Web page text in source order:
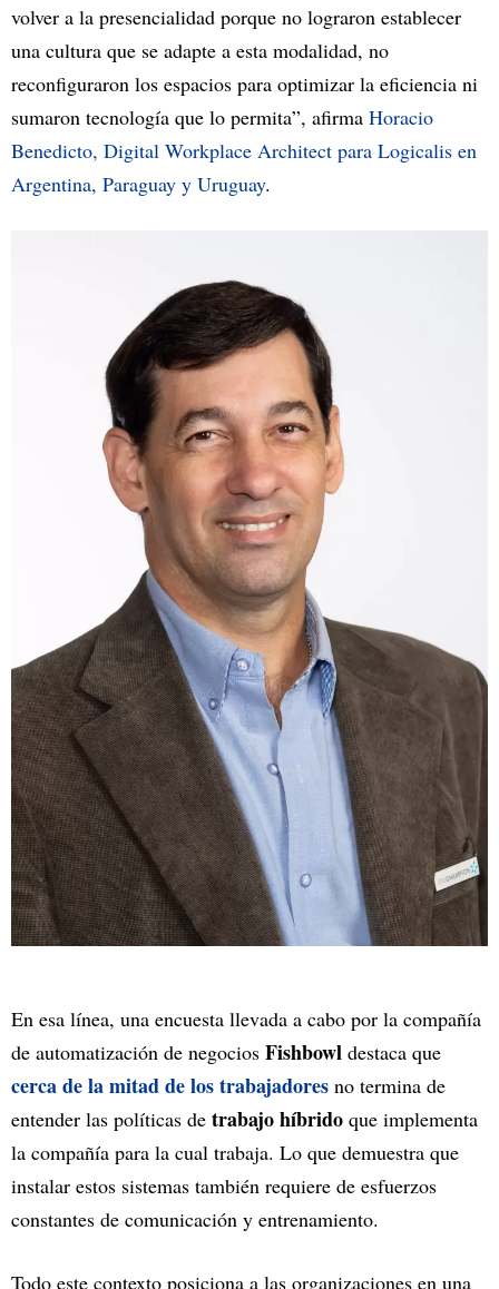
volver a la presencialidad porque no lograron establecer
una cultura que se adapte a esta modalidad, no
reconfiguraron los espacios para optimizar la eficiencia ni
sumaron tecnología que lo permita”, afirma Horacio
Benedicto, Digital Workplace Architect para Logicalis en
Argentina, Paraguay y Uruguay.
En esa línea, una encuesta llevada a cabo por la compañía
de automatización de negocios Fishbowl destaca que
cerca de la mitad de los trabajadores no termina de
entender las políticas de trabajo híbrido que implementa
la compañía para la cual trabaja. Lo que demuestra que
instalar estos sistemas también requiere de esfuerzos
constantes de comunicación y entrenamiento.
Todo este contexto posiciona a las organizaciones en una